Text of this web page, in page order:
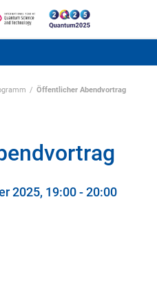
Öffentlicher Abendvortrag
2025, 19:00 - 20:00